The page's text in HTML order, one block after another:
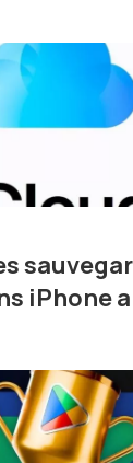
iPhone